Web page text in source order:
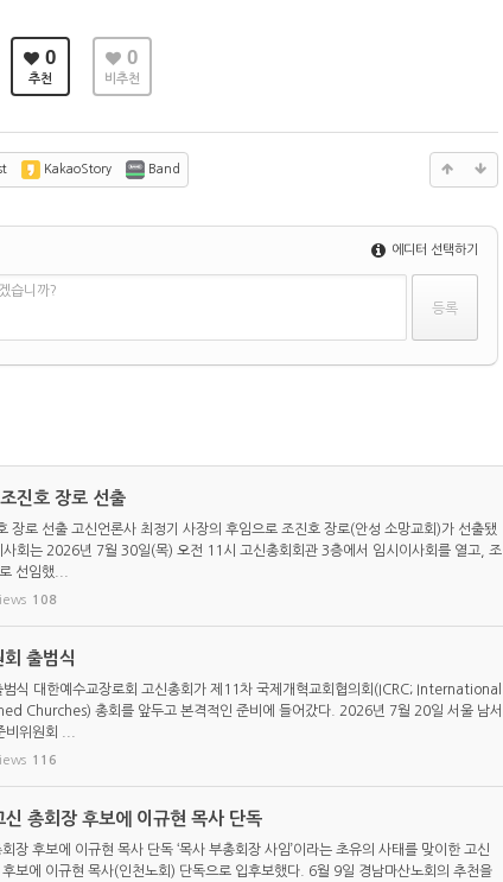
0
추천
0
비추천
KakaoStory Band
에디터 선택하기
습니까?
진호 장로 선출
장로 선출 고신언론사 최정기 사장의 후임으로 조진호 장로(안성 소망교회)가 선출됐
사회는 2026년 7월 30일(목) 오전 11시 고신총회회관 3층에서 임시이사회를 열고, 조
선임했...
108
회 출범식
범식 대한예수교장로회 고신총회가 제11차 국제개혁교회협의회(ICRC; International
Churches) 총회를 앞두고 본격적인 준비에 들어갔다. 2026년 7월 20일 서울 남서
비위원회 ...
116
총회장 후보에 이규현 목사 단독
장 후보에 이규현 목사 단독 ‘목사 부총회장 사임’이라는 초유의 사태를 맞이한 고신
보에 이규현 목사(인천노회) 단독으로 입후보했다. 6월 9일 경남마산노회의 추천을